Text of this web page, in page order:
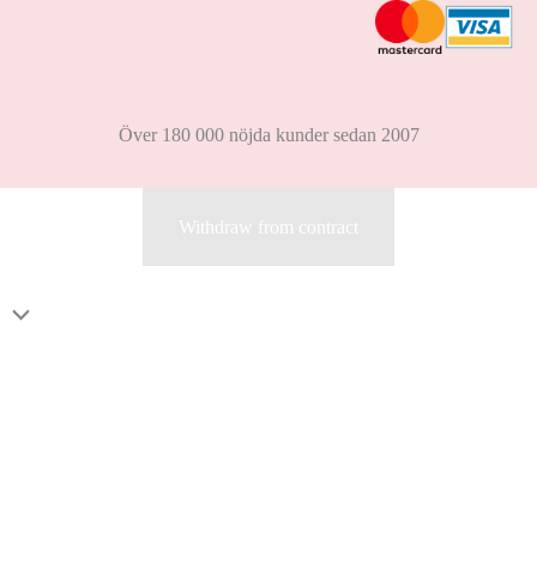
Över 180 000 nöjda kunder sedan 2007
Withdraw from contract